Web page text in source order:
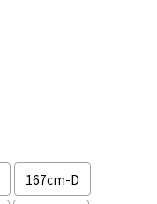
167cm-D